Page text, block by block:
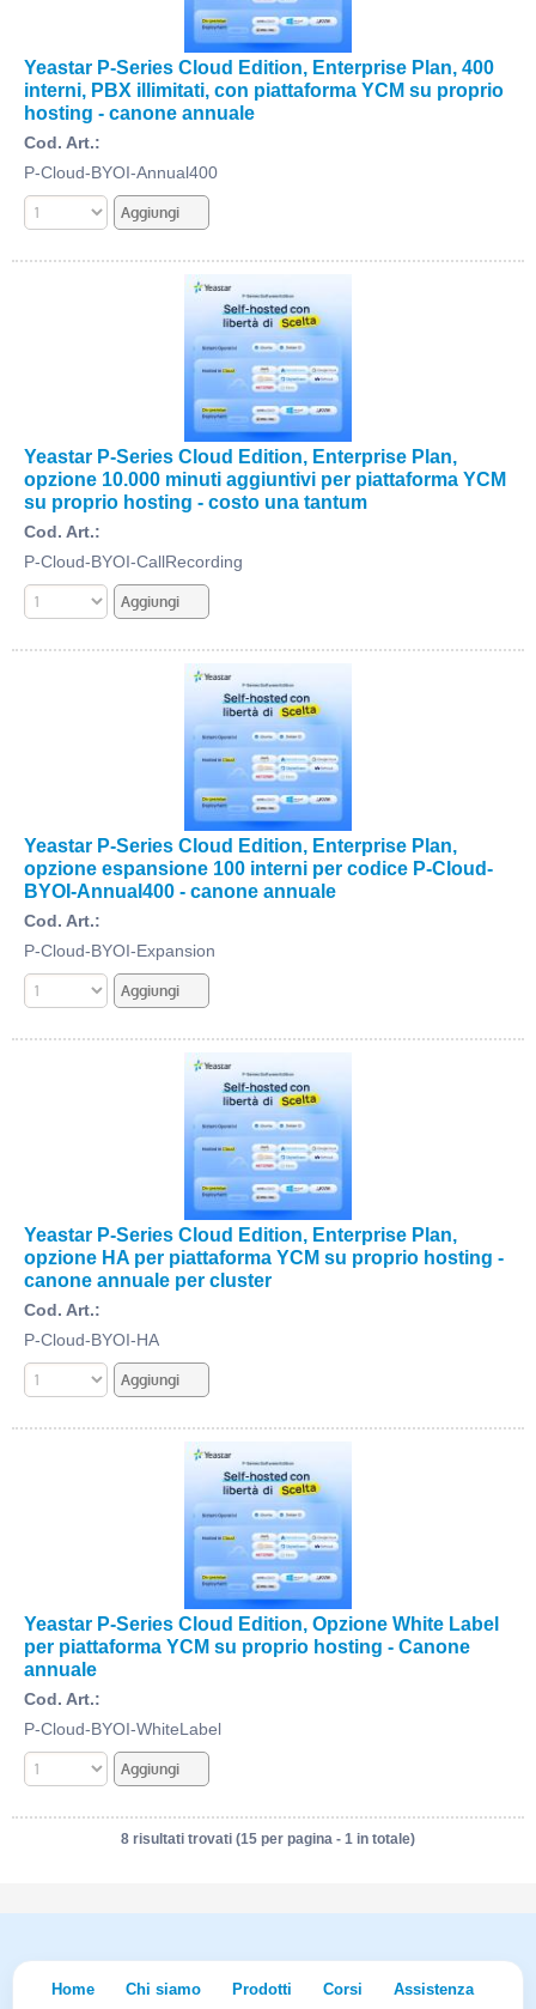
Yeastar P-Series Cloud Edition, Enterprise Plan, 400
interni, PBX illimitati, con piattaforma YCM su proprio
hosting - canone annuale
Cod. Art.:
P-Cloud-BYOI-Annual400
Yeastar P-Series Cloud Edition, Enterprise Plan,
opzione 10.000 minuti aggiuntivi per piattaforma YCM
su proprio hosting - costo una tantum
Cod. Art.:
P-Cloud-BYOI-CallRecording
Yeastar P-Series Cloud Edition, Enterprise Plan,
opzione espansione 100 interni per codice P-Cloud-
BYOI-Annual400 - canone annuale
Cod. Art.:
P-Cloud-BYOI-Expansion
Yeastar P-Series Cloud Edition, Enterprise Plan,
opzione HA per piattaforma YCM su proprio hosting -
canone annuale per cluster
Cod. Art.:
P-Cloud-BYOI-HA
Yeastar P-Series Cloud Edition, Opzione White Label
per piattaforma YCM su proprio hosting - Canone
annuale
Cod. Art.:
P-Cloud-BYOI-WhiteLabel
8 risultati trovati (15 per pagina - 1 in totale)
Home Chi siamo Prodotti Corsi Assistenza